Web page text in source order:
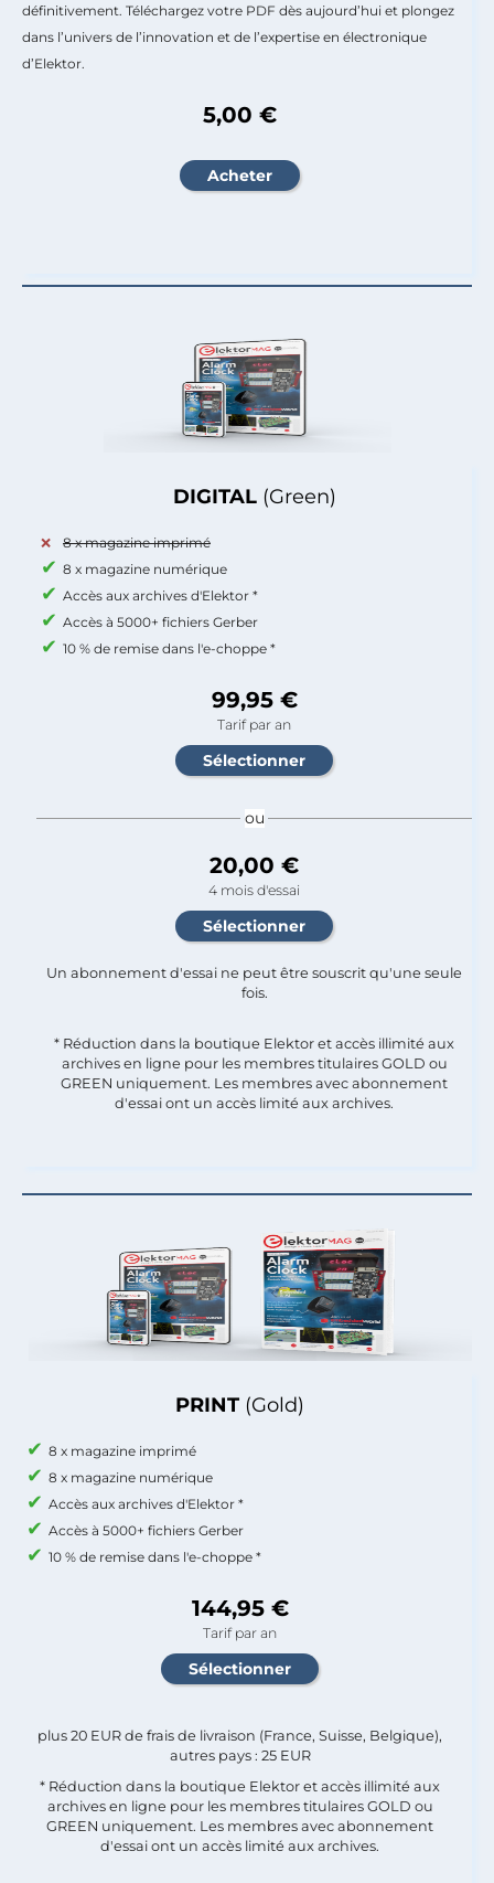
PRINT (Gold)
8 x magazine imprimé
8 x magazine numérique
Accès aux archives d'Elektor *
Accès à 5000+ fichiers Gerber
10 % de remise dans l'e-choppe *
144,95 €
Tarif par an
plus 20 EUR de frais de livraison (France, Suisse, Belgique),
autres pays : 25 EUR
* Réduction dans la boutique Elektor et accès illimité aux
archives en ligne pour les membres titulaires GOLD ou
GREEN uniquement. Les membres avec abonnement
d'essai ont un accès limité aux archives.
DIGITAL (Green)
8 x magazine imprimé
8 x magazine numérique
Accès aux archives d'Elektor *
Accès à 5000+ fichiers Gerber
10 % de remise dans l'e-choppe *
99,95 €
Tarif par an
ou
20,00 €
4 mois d'essai
Un abonnement d'essai ne peut être souscrit qu'une seule
fois.​
* Réduction dans la boutique Elektor et accès illimité aux
archives en ligne pour les membres titulaires GOLD ou
GREEN uniquement. Les membres avec abonnement
d'essai ont un accès limité aux archives.
définitivement. Téléchargez votre PDF dès aujourd’hui et plongez
dans l’univers de l’innovation et de l’expertise en électronique
d’Elektor.
5,00 €